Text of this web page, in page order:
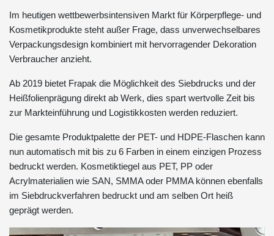
Im heutigen wettbewerbsintensiven Markt für Körperpflege- und
Kosmetikprodukte steht außer Frage, dass unverwechselbares
Verpackungsdesign kombiniert mit hervorragender Dekoration
Verbraucher anzieht.
Ab 2019 bietet Frapak die Möglichkeit des Siebdrucks und der
Heißfolienprägung direkt ab Werk, dies spart wertvolle Zeit bis
zur Markteinführung und Logistikkosten werden reduziert.
Die gesamte Produktpalette der PET- und HDPE-Flaschen kann
nun automatisch mit bis zu 6 Farben in einem einzigen Prozess
bedruckt werden. Kosmetiktiegel aus PET, PP oder
Acrylmaterialien wie SAN, SMMA oder PMMA können ebenfalls
im Siebdruckverfahren bedruckt und am selben Ort heiß
geprägt werden.